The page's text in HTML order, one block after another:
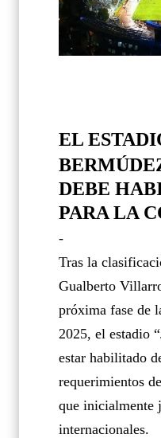
EL
DEBE
PARA LA
-
Tras la
Gualberto
próxima fase de
2025, el estadio
estar habilitado
requerimientos
que inicialmente
internacionales.